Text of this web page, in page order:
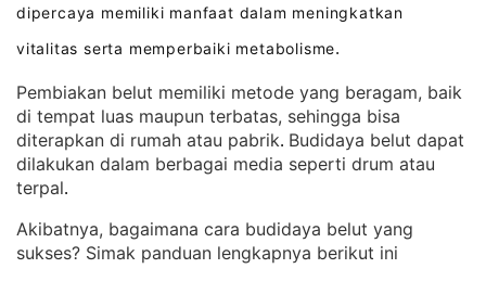
dipercaya memiliki manfaat dalam meningkatkan
vitalitas serta memperbaiki metabolisme.
Pembiakan belut memiliki metode yang beragam, baik
di tempat luas maupun terbatas, sehingga bisa
diterapkan di rumah atau pabrik. Budidaya belut dapat
dilakukan dalam berbagai media seperti drum atau
terpal.
Akibatnya, bagaimana cara budidaya belut yang
sukses? Simak panduan lengkapnya berikut ini